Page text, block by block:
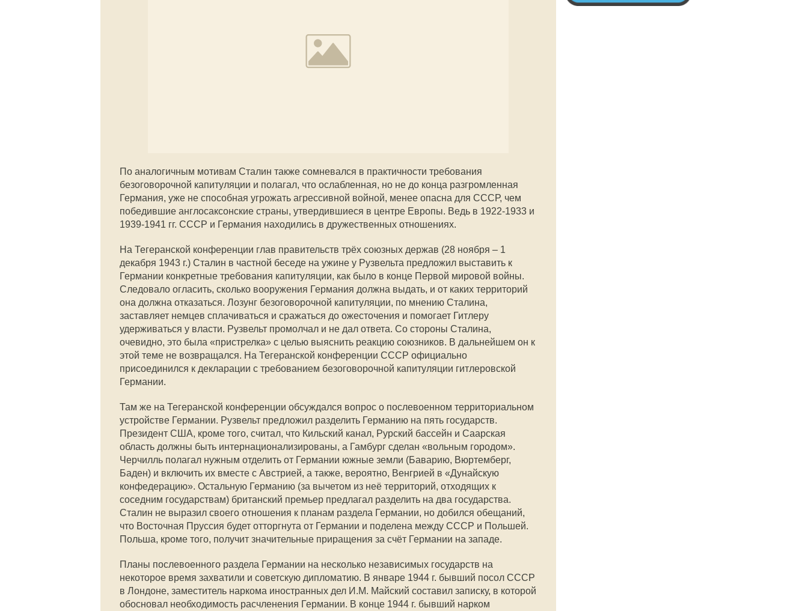
По аналогичным мотивам Сталин также сомневался в практичности требования
безоговорочной капитуляции и полагал, что ослабленная, но не до конца разгромленная
Германия, уже не способная угрожать агрессивной войной, менее опасна для СССР, чем
победившие англосаксонские страны, утвердившиеся в центре Европы. Ведь в 1922-1933 и
1939-1941 гг. СССР и Германия находились в дружественных отношениях.
На Тегеранской конференции глав правительств трёх союзных держав (28 ноября – 1
декабря 1943 г.) Сталин в частной беседе на ужине у Рузвельта предложил выставить к
Германии конкретные требования капитуляции, как было в конце Первой мировой войны.
Следовало огласить, сколько вооружения Германия должна выдать, и от каких территорий
она должна отказаться. Лозунг безоговорочной капитуляции, по мнению Сталина,
заставляет немцев сплачиваться и сражаться до ожесточения и помогает Гитлеру
удерживаться у власти. Рузвельт промолчал и не дал ответа. Со стороны Сталина,
очевидно, это была «пристрелка» с целью выяснить реакцию союзников. В дальнейшем он к
этой теме не возвращался. На Тегеранской конференции СССР официально
присоединился к декларации с требованием безоговорочной капитуляции гитлеровской
Германии.
Там же на Тегеранской конференции обсуждался вопрос о послевоенном территориальном
устройстве Германии. Рузвельт предложил разделить Германию на пять государств.
Президент США, кроме того, считал, что Кильский канал, Рурский бассейн и Саарская
область должны быть интернационализированы, а Гамбург сделан «вольным городом».
Черчилль полагал нужным отделить от Германии южные земли (Баварию, Вюртемберг,
Баден) и включить их вместе с Австрией, а также, вероятно, Венгрией в «Дунайскую
конфедерацию». Остальную Германию (за вычетом из неё территорий, отходящих к
соседним государствам) британский премьер предлагал разделить на два государства.
Сталин не выразил своего отношения к планам раздела Германии, но добился обещаний,
что Восточная Пруссия будет отторгнута от Германии и поделена между СССР и Польшей.
Польша, кроме того, получит значительные приращения за счёт Германии на западе.
Планы послевоенного раздела Германии на несколько независимых государств на
некоторое время захватили и советскую дипломатию. В январе 1944 г. бывший посол СССР
в Лондоне, заместитель наркома иностранных дел И.М. Майский составил записку, в которой
обосновал необходимость расчленения Германии. В конце 1944 г. бывший нарком